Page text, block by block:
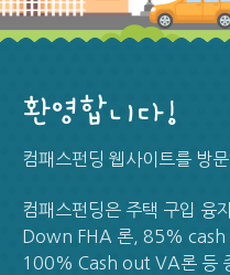
환영합니다!
컴패스펀딩 웹사이트를 방
컴패스펀딩은 주택 구입
Down FHA 론, 85%
100% Cash out VA론 등